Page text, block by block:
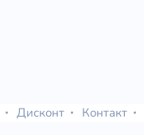
Дисконт Контакт